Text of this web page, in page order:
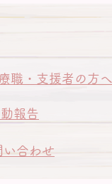
職・支援者の方へ
報告
い合わせ